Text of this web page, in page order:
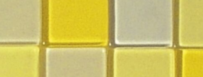
Acrylmozaiek transparant, 50 gram,